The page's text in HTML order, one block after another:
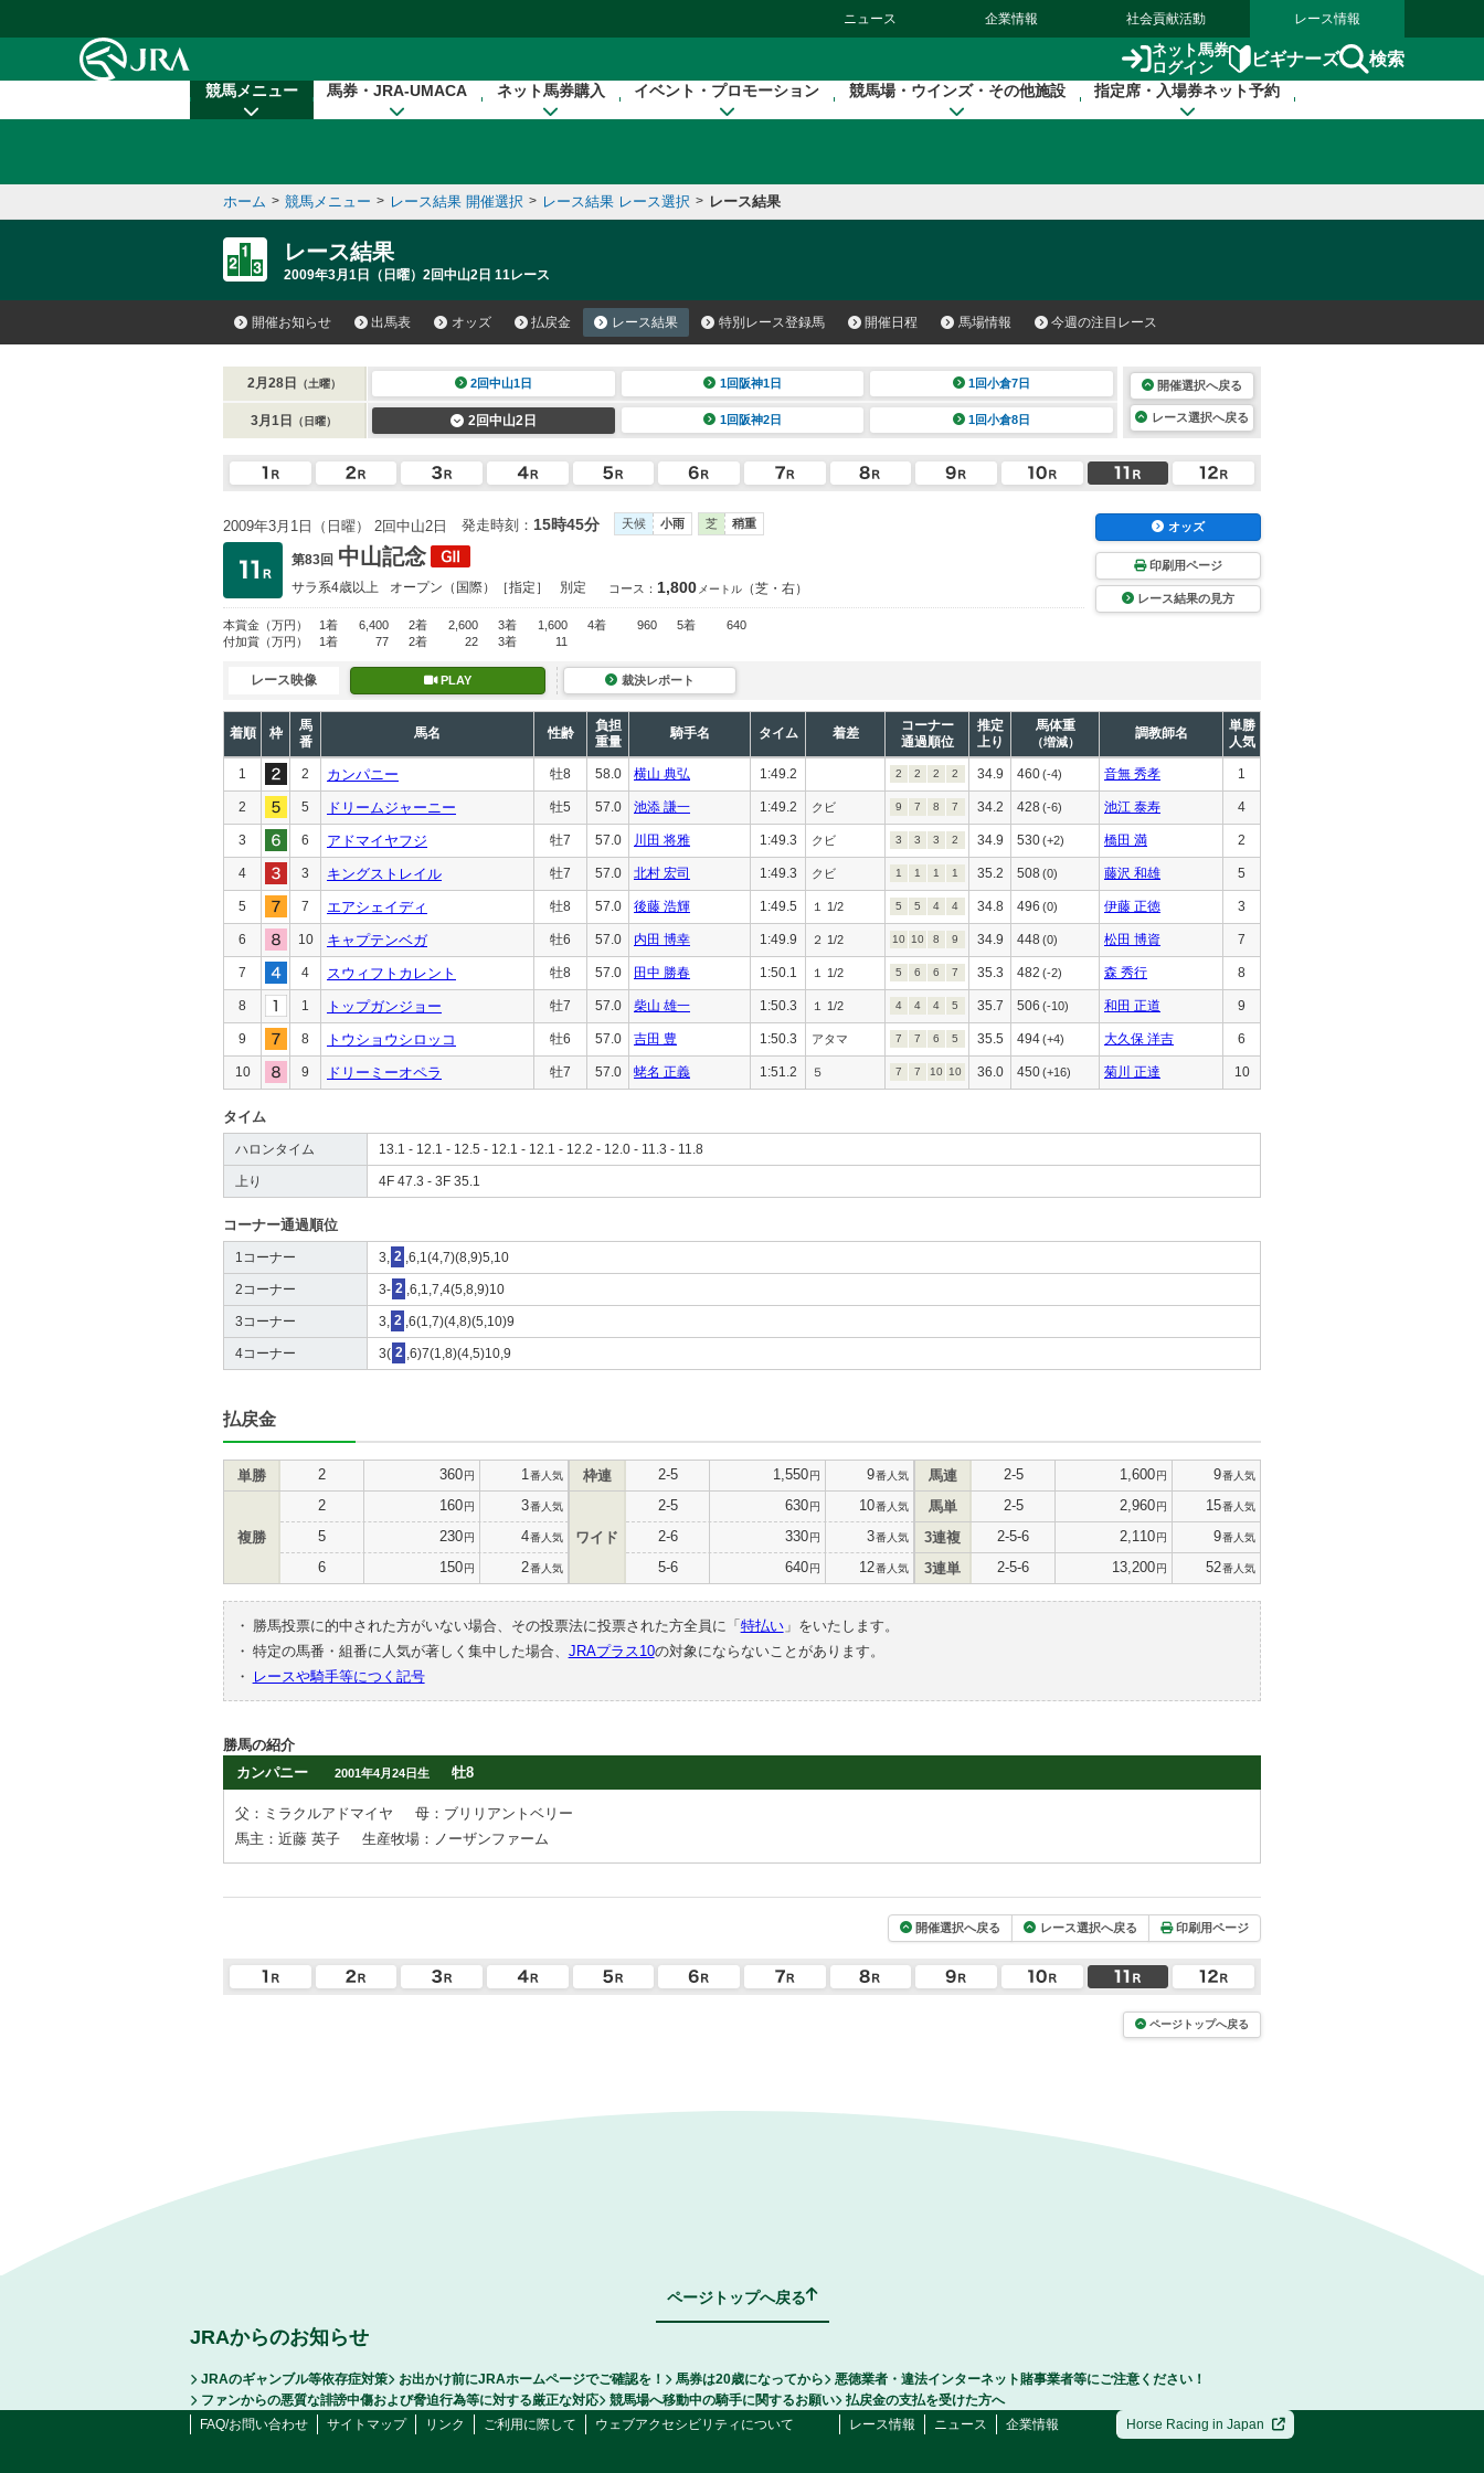
ニュース 企業情報 社会貢献活動 レース情報
ネット馬券
ログイン
ビギナーズ 検索
競馬メニュー 馬券・JRA-UMACA ネット馬券購入 イベント・プロモーション 競馬場・ウインズ・その他施設 指定席・入場券ネット予約
ホーム > 競馬メニュー > レース結果 開催選択 > レース結果 レース選択 > レース結果
レース結果
2009年3月1日（日曜）2回中山2日 11レース
開催お知らせ 出馬表 オッズ 払戻金 レース結果 特別レース登録馬 開催日程 馬場情報 今週の注目レース
2月28日 （土曜） 2回中山1日 1回阪神1日 1回小倉7日
3月1日 （日曜） 2回中山2日 1回阪神2日 1回小倉8日
開催選択へ戻る
レース選択へ戻る
2009年3月1日（日曜） 2回中山2日 発走時刻： 15時45分 天候 小雨 芝 稍重
第83回 中山記念
サラ系4歳以上 オープン （国際）［指定］ 別定 コース： 1,800 メートル （芝・右）
本賞金 （万円） 1着 6,400 2着 2,600 3着 1,600 4着 960 5着
640
付加賞 （万円） 1着 77 2着 22 3着 11
オッズ
印刷用ページ
レース結果の見方
レース映像 PLAY 裁決レポート
着順 枠
馬
番
馬名 性齢
負担
重量
騎手名 タイム 着差
コーナー
通過順位
推定
上り
馬体重
（増減）
調教師名
単勝
人気
1 2 カンパニー 牡8 58.0 横山 典弘 1:49.2 2 2 2 2 34.9 460(-4) 音無 秀孝 1
2 5 ドリームジャーニー 牡5 57.0 池添 謙一 1:49.2 クビ 9 7 8 7 34.2 428 (-6) 池江 泰寿 4
3 6 アドマイヤフジ 牡7 57.0 川田 将雅 1:49.3 クビ 3 3 3 2 34.9 530(+2) 橋田 満 2
4 3 キングストレイル 牡7 57.0 北村 宏司 1:49.3 クビ 1 1 1 1 35.2 508 (0) 藤沢 和雄 5
5 7 エアシェイディ 牡8 57.0 後藤 浩輝 1:49.5 １ 1/2 5 5 4 4 34.8 496 (0) 伊藤 正徳 3
6 10 キャプテンベガ 牡6 57.0 内田 博幸 1:49.9 ２ 1/2 10 10 8 9 34.9 448 (0) 松田 博資 7
7 4 スウィフトカレント 牡8 57.0 田中 勝春 1:50.1 １ 1/2 5 6 6 7 35.3 482 (-2) 森 秀行 8
8 1 トップガンジョー 牡7 57.0 柴山 雄一 1:50.3 １ 1/2 4 4 4 5 35.7 506 (-10) 和田 正道 9
9 8 トウショウシロッコ 牡6 57.0 吉田 豊 1:50.3 アタマ 7 7 6 5 35.5 494(+4) 大久保 洋吉 6
10 9 ドリーミーオペラ 牡7 57.0 蛯名 正義 1:51.2 ５ 7 7 10 10 36.0 450(+16) 菊川 正達 10
タイム
ハロンタイム 13.1 - 12.1 - 12.5 - 12.1 - 12.1 - 12.2 - 12.0 - 11.3 - 11.8
上り 4F 47.3 - 3F 35.1
コーナー通過順位
1コーナー 3, 2 ,6,1(4,7)(8,9)5,10
2コーナー 3- 2 ,6,1,7,4(5,8,9)10
3コーナー 3, 2 ,6(1,7)(4,8)(5,10)9
4コーナー 3( 2 ,6)7(1,8)(4,5)10,9
払戻金
単勝 2 360円 1 番人気
複勝
2 160円 3番人気
5 230円 4番人気
6 150円 2番人気
枠連 2-5 1,550円 9番人気
ワイド
2-5 630円 10番人気
2-6 330円 3番人気
5-6 640円 12番人気
馬連 2-5 1,600円 9番人気
馬単 2-5 2,960円 15番人気
3連複 2-5-6 2,110円 9番人気
3連単 2-5-6 13,200円 52番人気
・ 勝馬投票に的中された方がいない場合、その投票法に投票された方全員に「 特払い」をいたします。
・ 特定の馬番・組番に人気が著しく集中した場合、 JRAプラス10の対象にならないことがあります。
・
レースや騎手等につく記号
勝馬の紹介
カンパニー
2001年4月24日生 牡8
父：ミラクルアドマイヤ
母：ブリリアントベリー
馬主：近藤 英子
生産牧場：ノーザンファーム
開催選択へ戻る レース選択へ戻る 印刷用ページ
ページトップへ戻る
ページトップへ戻る
JRAからのお知らせ
JRAのギャンブル等依存症対策 お出かけ前にJRAホームページでご確認を！ 馬券は20歳になってから
悪徳業者・違法インターネット賭事業者等にご注意ください！
ファンからの悪質な誹謗中傷および脅迫行為等に対する厳正な対応
競馬場へ移動中の騎手に関するお願い
払戻金の支払を受けた方へ
FAQ/お問い合わせ
サイトマップ リンク ご利用に際して ウェブアクセシビリティについて レース情報 ニュース 企業情報 Horse Racing in Japan